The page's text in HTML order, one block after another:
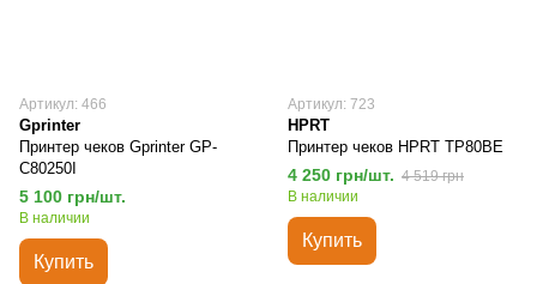
Артикул: 466
Gprinter
Принтер чеков Gprinter GP-
C80250I
5 100 грн/шт.
В наличии
Купить
Артикул: 723
HPRT
Принтер чеков HPRT TP80BE
4 250 грн/шт. 4 519 грн
В наличии
Купить